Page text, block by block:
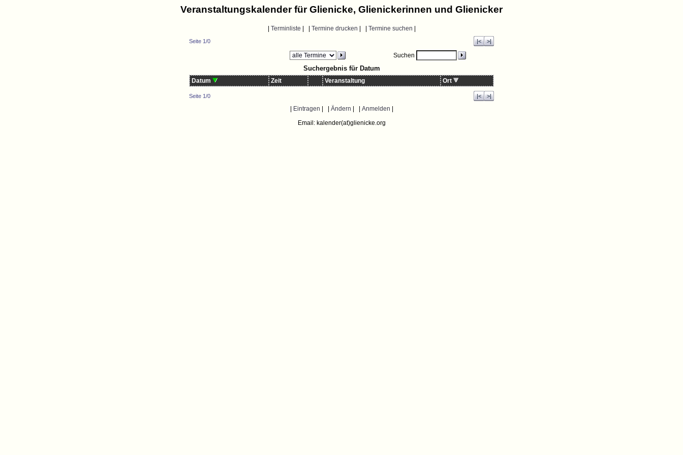
Veranstaltungskalender für Glienicke, Glienickerinnen und Glienicker
| Terminliste | | Termine drucken | | Termine suchen |
Seite 1/0 |< >|
Suchen
Suchergebnis für Datum
Datum Zeit Veranstaltung Ort
Seite 1/0 |< >|
| Eintragen | | Ändern | | Anmelden |
Email: kalender(at)glienicke.org